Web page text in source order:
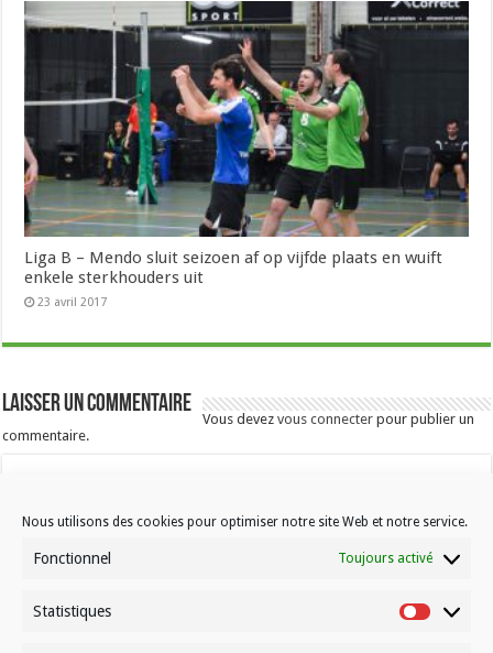
Nous utilisons des cookies pour optimiser notre site Web et notre service.
Fonctionnel Toujours activé
Statistiques
Liga B – Mendo sluit seizoen af op vijfde plaats en wuift
enkele sterkhouders uit
23 avril 2017
Laisser un commentaire
Vous devezvous connecter pour publier un
commentaire.
Contactez-nous